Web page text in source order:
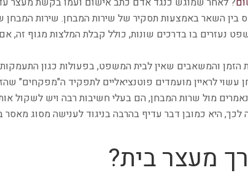
בין השאר באמצעות תסקיר של שירות המבחן. שירות המבחן
נעזרים בו בדרכים שונות, כולל קבלת המלצות מגוף זה,
הזמן והמשאבים שאין לבית המשפט, בפעולות כגון
עשוי לראיין מועמדים פוטנציאליים לתפקיד ה"מפקחים"
מול שרות המבחן, הם בעלי חשיבות רבה ויש לשקול
לכך, היא כמובן דבר עדיף בהרבה בניגוד לענישה מסוג מאסר
מעצר בית?